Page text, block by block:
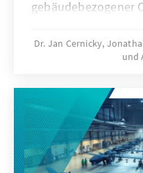
gebäudebezogener
setzen,
Planungssicherheit
vertretbar und
sinnvoll ergänzen.
senken,
nachhaltiges
zu machen.
Dr. Jan Cernicky,
und